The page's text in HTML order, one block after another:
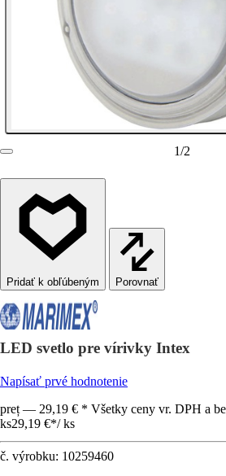
1/2
Porovnať
LED svetlo pre vírivky Intex
Napísať prvé hodnotenie
preț — 29,19 € * Všetky ceny vr. DPH a
ks29,19 €*/ ks
č. výrobku: 10259460